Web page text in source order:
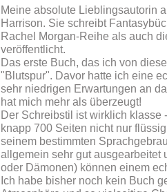
Meine absolute Lieblingsautorin
Harrison. Sie schreibt
Rachel Morgan-Reihe als auch
veröffentlicht.
Das erste Buch, das ich von
"Blutspur". Davor hatte ich eine
sehr niedrigen Erwartungen an
hat mich mehr als überzeugt!
Der Schreibstil ist wirklich klasse
knapp 700 Seiten nicht nur
seinem bestimmten
allgemein sehr gut ausgearbeitet
oder Dämonen) können einem
Ich habe bisher noch kein Buch